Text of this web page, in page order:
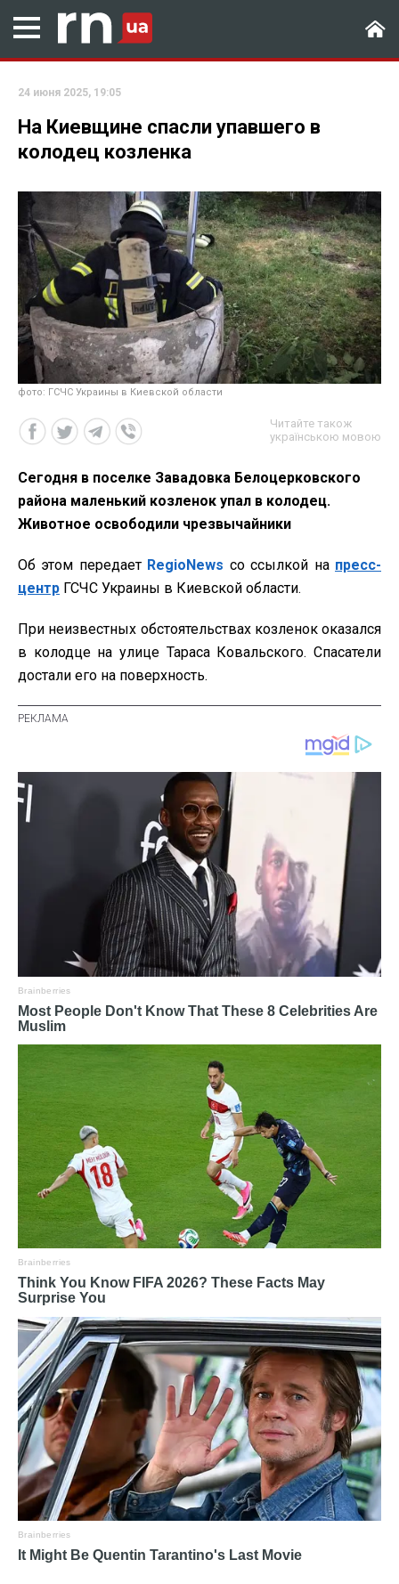
24 июня 2025, 19:05
На Киевщине спасли упавшего в
колодец козленка
фото: ГСЧС Украины в Киевской области
Читайте також
українською мовою
Сегодня в поселке Завадовка Белоцерковского
района маленький козленок упал в колодец.
Животное освободили чрезвычайники
Об этом передает RegioNews со ссылкой на пресс-
центр ГСЧС Украины в Киевской области.
При неизвестных обстоятельствах козленок оказался
в колодце на улице Тараса Ковальского. Спасатели
достали его на поверхность.